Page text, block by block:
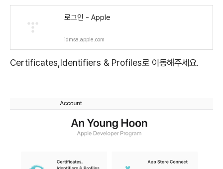
로그인 - Apple
idmsa.apple.com
Certificates,Identifiers & Profiles로 이동해주세요.